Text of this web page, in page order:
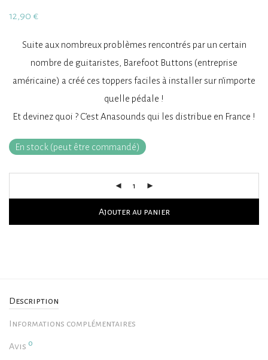
12,90 €
Suite aux nombreux problèmes rencontrés par un certain
nombre de guitaristes, Barefoot Buttons (entreprise
américaine) a créé ces toppers faciles à installer sur n’importe
quelle pédale !
Et devinez quoi ? C’est Anasounds qui les distribue en France !
En stock (peut être commandé)
Ajouter au panier
Description
Informations complémentaires
Avis 0